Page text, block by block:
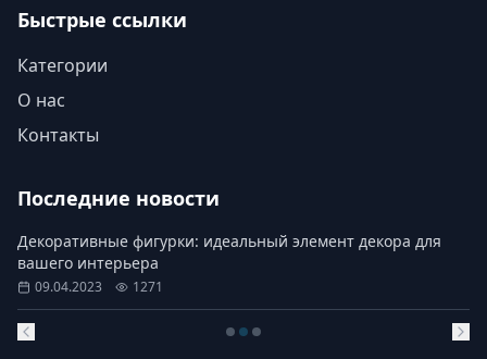
Быстрые ссылки
Категории
О нас
Контакты
Последние новости
Декоративные фигурки: идеальный элемент декора для
вашего интерьера
09.04.2023 1271